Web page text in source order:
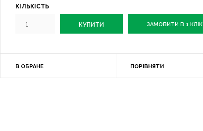
КІЛЬКІСТЬ
ЗАМОВИТИ В 1 КЛІК
В ОБРАНЕ ПОРІВНЯТИ